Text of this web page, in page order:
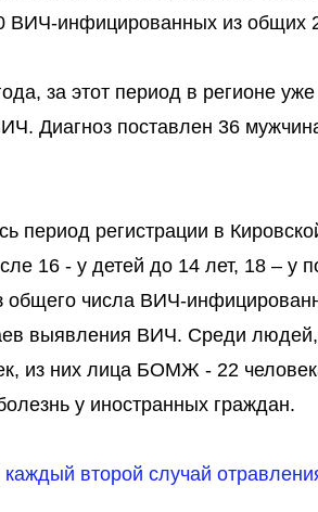
ВИЧ-инфицированных из общих
за этот период в регионе уже
Диагноз поставлен 36
период регистрации в
16 - у детей до 14 лет, 18 – у
общего числа ВИЧ-
выявления ВИЧ. Среди
из них лица БОМЖ - 22
у иностранных граждан.
каждый второй случай